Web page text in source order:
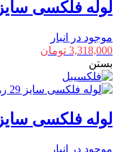
لوله فلکسی سایز 16 رهورد خراسان
موجود در انبار
3,318,000 تومان
بستن
لوله فلکسی سایز 29 رهورد خراسان
موجود در انبار